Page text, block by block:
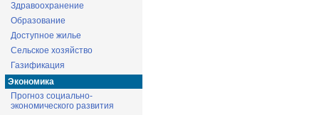
Здравоохранение
Образование
Доступное жилье
Сельское хозяйство
Газификация
Экономика
Прогноз социально-
экономического развития